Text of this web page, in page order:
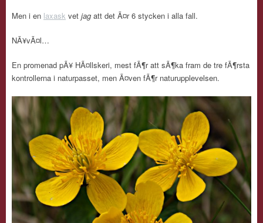
Men i en laxask vet jag att det Ã¤r 6 stycken i alla fall.
NÃ¥vÃ¤l…
En promenad pÃ¥ HÃ¤llskeri, mest fÃ¶r att sÃ¶ka fram de tre fÃ¶rsta
kontrollerna i naturpasset, men Ã¤ven fÃ¶r naturupplevelsen.